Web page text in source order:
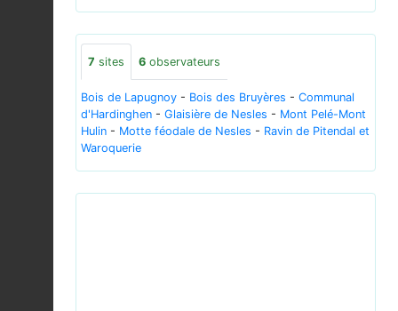
7 sites 6 observateurs
Bois de Lapugnoy - Bois des Bruyères - Communal
d'Hardinghen - Glaisière de Nesles - Mont Pelé-Mont
Hulin - Motte féodale de Nesles - Ravin de Pitendal et
Waroquerie